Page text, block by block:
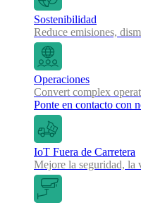
Sostenibilidad
Reduce emisiones,
Operaciones
Convert complex
Ponte en contacto con
IoT Fuera de Carretera
Mejore la seguridad, la